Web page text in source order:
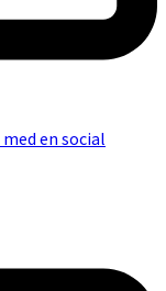
en social